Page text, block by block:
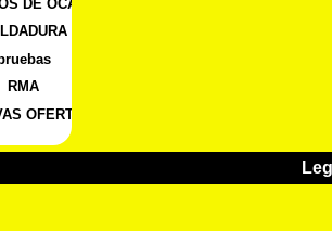
DE OCASION
RMA
OFERTA